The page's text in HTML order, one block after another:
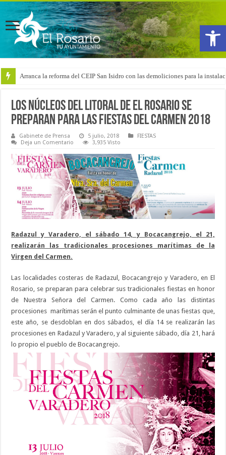
Abrir
Arranca la reforma del CEIP San Isidro con las demoliciones para la
Los núcleos del litoral de El Rosario se
preparan para las fiestas del Carmen 2018
Gabinete de Prensa 5 julio, 2018
FIESTAS
Deja un Comentario
3,935 Visto
Radazul y Varadero, el sábado 14, y Bocacangrejo, el 21,
realizarán las tradicionales procesiones marítimas de la
Virgen del Carmen.
Las localidades costeras de Radazul, Bocacangrejo y Varadero, en El
Rosario, se preparan para celebrar sus tradicionales fiestas en honor
de Nuestra Señora del Carmen. Como cada año las distintas
procesiones marítimas serán el punto culminante de unas fiestas que,
este año, se desdoblan en dos sábados, el día 14 se realizarán las
procesiones en Radazul y Varadero, y al siguiente sábado, día 21, hará
lo propio el pueblo de Bocacangrejo.